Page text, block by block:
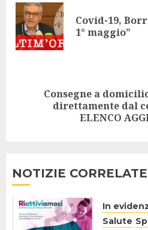
ReadingCovid-19,
1° maggio”
Consegne a
direttamente dal
ELENCO
NOTIZIE CORRELATE
In
Salute